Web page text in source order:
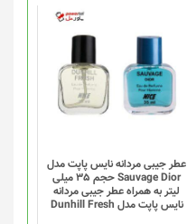
محصول
انتخاب
عطر جیبی مردانه نایس پاپت مدل
Sauvage Dior حجم 35 میلی
لیتر به همراه عطر جیبی مردانه
نایس پاپت مدل Dunhill Fresh